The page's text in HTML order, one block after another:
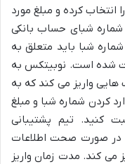
کرده و مبلغ مورد
شماره شبای حساب بانکی
شبا باید متعلق به
شده است. نوبیتکس به
واریز می کند که به
کردن شماره شبا و مبلغ
کنید. تیم پشتیبانی
در صورت صحت اطلاعات
می کند. مدت زمان واریز